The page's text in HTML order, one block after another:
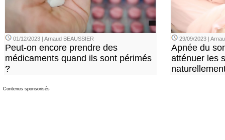
01/12/2023 | Arnaud BEAUSSIER
Peut-on encore prendre des
médicaments quand ils sont périmés
?
29/09/2023 |
Apnée du
atténuer les
Contenus sponsorisés